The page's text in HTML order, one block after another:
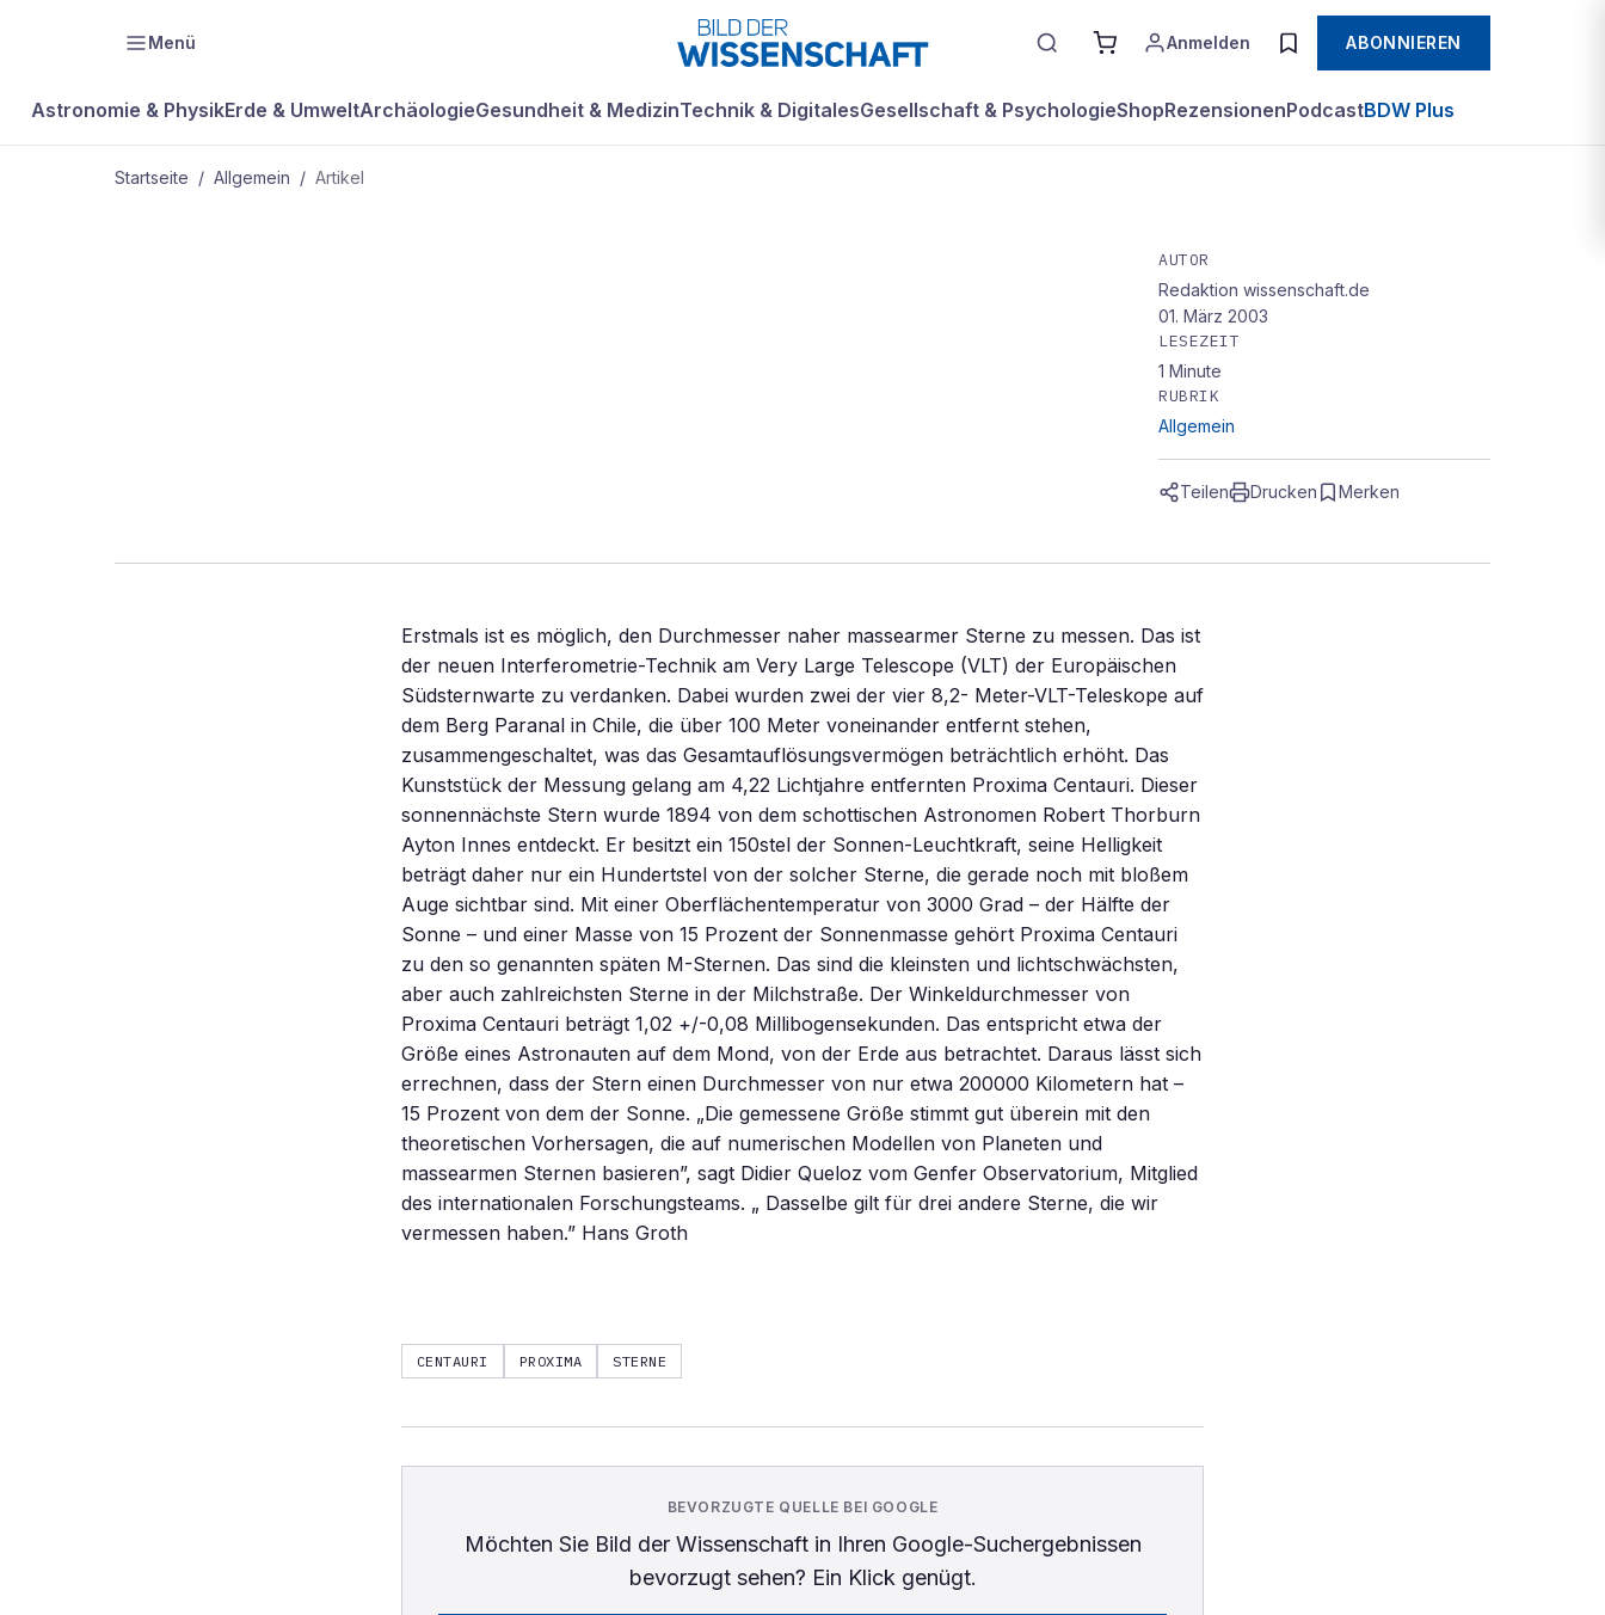
Menü Anmelden ABONNIEREN
Astronomie & PhysikErde & UmweltArchäologieGesundheit & MedizinTechnik & DigitalesGesellschaft & PsychologieShopRezensionenPodcastBDW Plus
Startseite / Allgemein / Artikel
AUTOR
Redaktion wissenschaft.de
01. März 2003
LESEZEIT
1 Minute
RUBRIK
Allgemein
Teilen Drucken Merken
Erstmals ist es möglich, den Durchmesser naher massearmer Sterne zu messen. Das ist
der neuen Interferometrie-Technik am Very Large Telescope (VLT) der Europäischen
Südsternwarte zu verdanken. Dabei wurden zwei der vier 8,2- Meter-VLT-Teleskope auf
dem Berg Paranal in Chile, die über 100 Meter voneinander entfernt stehen,
zusammengeschaltet, was das Gesamtauflösungsvermögen beträchtlich erhöht. Das
Kunststück der Messung gelang am 4,22 Lichtjahre entfernten Proxima Centauri. Dieser
sonnennächste Stern wurde 1894 von dem schottischen Astronomen Robert Thorburn
Ayton Innes entdeckt. Er besitzt ein 150stel der Sonnen-Leuchtkraft, seine Helligkeit
beträgt daher nur ein Hundertstel von der solcher Sterne, die gerade noch mit bloßem
Auge sichtbar sind. Mit einer Oberflächentemperatur von 3000 Grad – der Hälfte der
Sonne – und einer Masse von 15 Prozent der Sonnenmasse gehört Proxima Centauri
zu den so genannten späten M-Sternen. Das sind die kleinsten und lichtschwächsten,
aber auch zahlreichsten Sterne in der Milchstraße. Der Winkeldurchmesser von
Proxima Centauri beträgt 1,02 +/-0,08 Millibogensekunden. Das entspricht etwa der
Größe eines Astronauten auf dem Mond, von der Erde aus betrachtet. Daraus lässt sich
errechnen, dass der Stern einen Durchmesser von nur etwa 200000 Kilometern hat –
15 Prozent von dem der Sonne. „Die gemessene Größe stimmt gut überein mit den
theoretischen Vorhersagen, die auf numerischen Modellen von Planeten und
massearmen Sternen basieren”, sagt Didier Queloz vom Genfer Observatorium, Mitglied
des internationalen Forschungsteams. „ Dasselbe gilt für drei andere Sterne, die wir
vermessen haben.” Hans Groth
CENTAURI PROXIMA STERNE
BEVORZUGTE QUELLE BEI GOOGLE
Möchten Sie Bild der Wissenschaftin Ihren Google-Suchergebnissen
bevorzugt sehen? Ein Klick genügt.